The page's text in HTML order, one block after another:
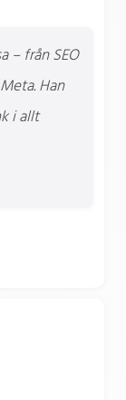
– från SEO
Han
i allt